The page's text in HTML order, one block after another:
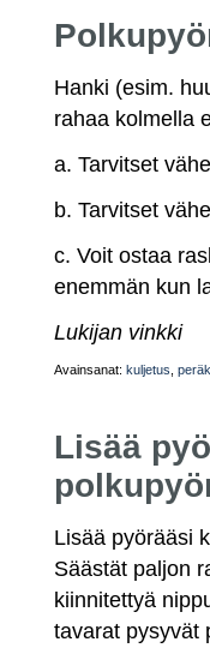
Hanki (esim.
rahaa kolmella
a. Tarvitset
b. Tarvitset
c. Voit ostaa
enemmän kun
Lukijan vinkki
Avainsanat: kuljetus
Lisää
Lisää pyörääsi
Säästät paljon
kiinnitettyä
tavarat pysyvät